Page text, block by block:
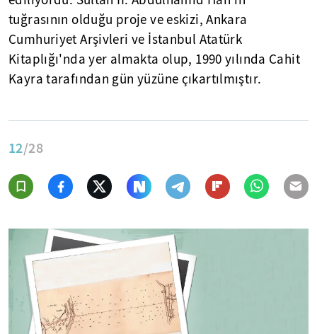
tuğrasının olduğu proje ve eskizi, Ankara
Cumhuriyet Arşivleri ve İstanbul Atatürk
Kitaplığı'nda yer almakta olup, 1990 yılında Cahit
Kayra tarafından gün yüzüne çıkartılmıştır.
12/28